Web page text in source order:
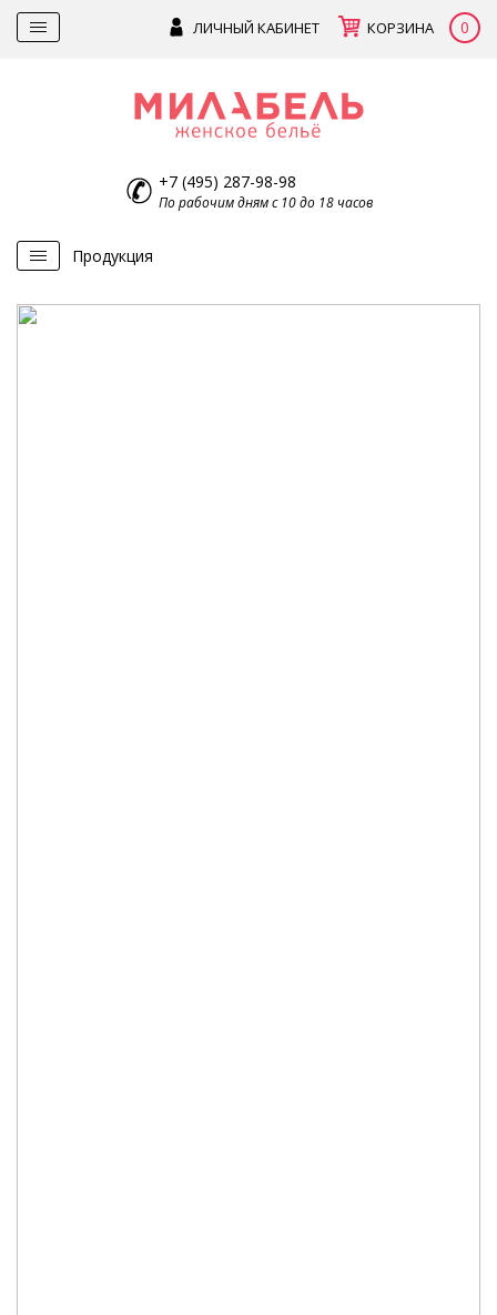
ЛИЧНЫЙ КАБИНЕТ КОРЗИНА 0
+7 (495) 287-98-98
По рабочим дням с 10 до 18 часов
Продукция